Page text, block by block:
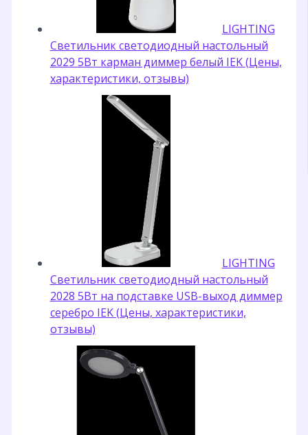
LIGHTING
Светильник светодиодный настольный
2029 5Вт карман диммер белый IEK (Цены,
характеристики, отзывы)
LIGHTING
Светильник светодиодный настольный
2028 5Вт на подставке USB-выход диммер
серебро IEK (Цены, характеристики,
отзывы)